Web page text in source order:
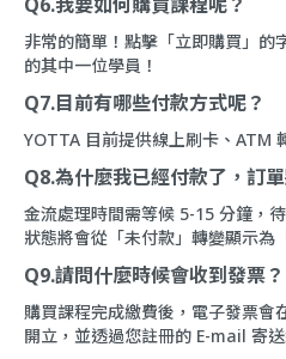
非常的簡單！點擊「立即購買」的
的其中一位學員！
Q7.目前有哪些付款方式呢？
YOTTA 目前提供線上刷卡、ATM
Q8.為什麼我已經付款了，訂
金流處理時間需等候 5-15 分鐘，
狀態將會從「未付款」轉變顯示為
Q9.請問什麼時候會收到發票？
購買課程完成繳費後，電子發票會
開立，並透過您註冊的 E-mail 寄送